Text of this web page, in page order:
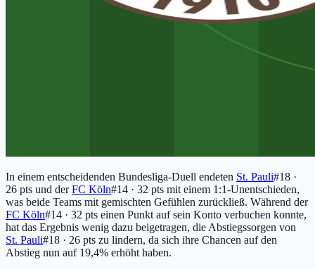
In einem entscheidenden Bundesliga-Duell endeten St. Pauli#18 ·
26 pts und derFC Köln#14 · 32 pts mit einem 1:1-Unentschieden,
was beide Teams mit gemischten Gefühlen zurückließ. Während der
FC Köln#14 · 32 pts einen Punkt auf sein Konto verbuchen konnte,
hat das Ergebnis wenig dazu beigetragen, die Abstiegssorgen von
St. Pauli#18 · 26 pts zu lindern, da sich ihre Chancen auf den
Abstieg nun auf 19,4% erhöht haben.